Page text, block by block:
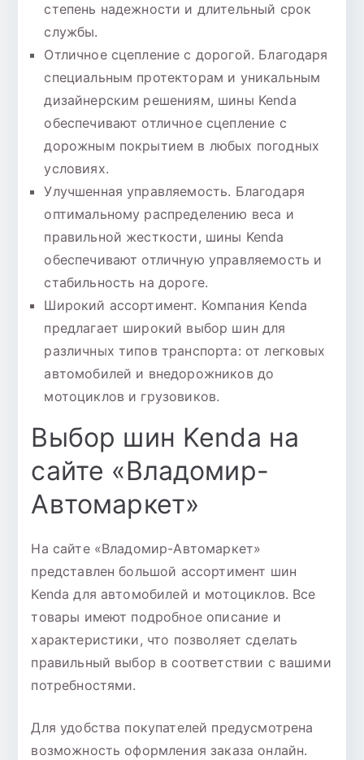
степень надежности и длительный срок
службы.
Отличное сцепление с дорогой. Благодаря
специальным протекторам и уникальным
дизайнерским решениям, шины Kenda
обеспечивают отличное сцепление с
дорожным покрытием в любых погодных
условиях.
Улучшенная управляемость. Благодаря
оптимальному распределению веса и
правильной жесткости, шины Kenda
обеспечивают отличную управляемость и
стабильность на дороге.
Широкий ассортимент. Компания Kenda
предлагает широкий выбор шин для
различных типов транспорта: от легковых
автомобилей и внедорожников до
мотоциклов и грузовиков.
Выбор шин Kenda на
сайте «Владомир-
Автомаркет»
На сайте «Владомир-Автомаркет»
представлен большой ассортимент шин
Kenda для автомобилей и мотоциклов. Все
товары имеют подробное описание и
характеристики, что позволяет сделать
правильный выбор в соответствии с вашими
потребностями.
Для удобства покупателей предусмотрена
возможность оформления заказа онлайн.